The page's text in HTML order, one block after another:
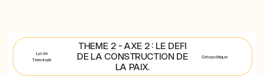
S'inscrire
Lycée
Terminale
THEME 2 - AXE 2 : LE DEFI
DE LA CONSTRUCTION DE
LA PAIX.
Géopolitique